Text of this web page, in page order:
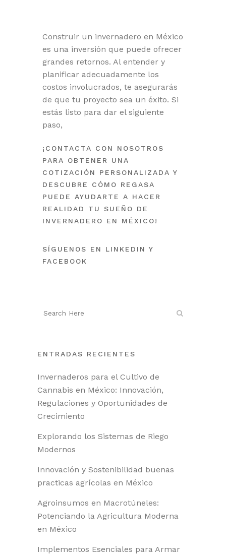
Construir un invernadero en México
es una inversión que puede ofrecer
grandes retornos. Al entender y
planificar adecuadamente los
costos involucrados, te asegurarás
de que tu proyecto sea un éxito. Si
estás listo para dar el siguiente
paso,
¡CONTACTA CON NOSOTROS
PARA OBTENER UNA
COTIZACIÓN PERSONALIZADA Y
DESCUBRE CÓMO REGASA
PUEDE AYUDARTE A HACER
REALIDAD TU SUEÑO DE
INVERNADERO EN MÉXICO!
SÍGUENOS EN LINKEDIN Y
FACEBOOK
ENTRADAS RECIENTES
Invernaderos para el Cultivo de
Cannabis en México: Innovación,
Regulaciones y Oportunidades de
Crecimiento
Explorando los Sistemas de Riego
Modernos
Innovación y Sostenibilidad buenas
practicas agrícolas en México
Agroinsumos en Macrotúneles:
Potenciando la Agricultura Moderna
en México
Implementos Esenciales para Armar